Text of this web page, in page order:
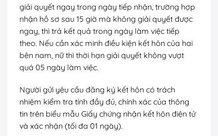
giải quyết ngay trong ngày tiếp nhận, trường hợp
nhận hồ sơ sau 15 giờ mà không giải quyết được
ngay, thì trả kết quả trong ngày làm việc tiếp
theo. Nếu cần xác minh điều kiện kết hôn của hai
bên nam, nữ thì thời hạn giải quyết không vượt
quá 05 ngày làm việc.
Người gửi yêu cầu đăng ký kết hôn có trách
nhiệm kiểm tra tính đầy đủ, chính xác của thông
tin trên biểu mẫu Giấy chứng nhận kết hôn điện tử
và xác nhận (tối đa 01 ngày).